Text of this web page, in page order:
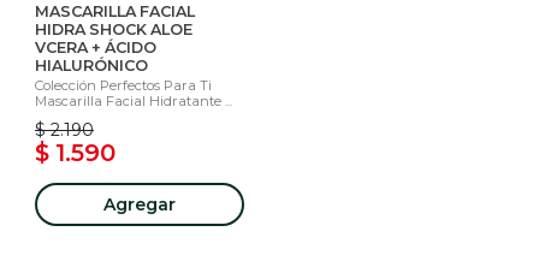
MASCARILLA FACIAL
HIDRA SHOCK ALOE
VCERA + ÁCIDO
HIALURÓNICO
Colección Perfectos Para Ti
Mascarilla Facial Hidratante ...
$ 2.190
$ 1.590
Agregar